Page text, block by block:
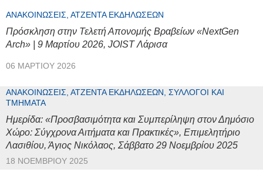
ΑΝΑΚΟΙΝΏΣΕΙΣ, ΑΤΖΈΝΤΑ ΕΚΔΗΛΏΣΕΩΝ
Πρόσκληση στην Τελετή Απονομής Βραβείων «NextGen
Arch» | 9 Μαρτίου 2026, JOIST Λάρισα
06 ΜΑΡΤΊΟΥ 2026
ΑΝΑΚΟΙΝΏΣΕΙΣ, ΑΤΖΈΝΤΑ ΕΚΔΗΛΏΣΕΩΝ, ΣΎΛΛΟΓΟΙ ΚΑΙ
ΤΜΉΜΑΤΑ
Ημερίδα: «Προσβασιμότητα και Συμπερίληψη στον Δημόσιο
Χώρο: Σύγχρονα Αιτήματα και Πρακτικές», Επιμελητήριο
Λασιθίου, Άγιος Νικόλαος, Σάββατο 29 Νοεμβρίου 2025
18 ΝΟΕΜΒΡΊΟΥ 2025